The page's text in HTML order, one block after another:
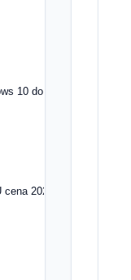
10 do Windows 11 krok
cena 2026: co to jest i jak